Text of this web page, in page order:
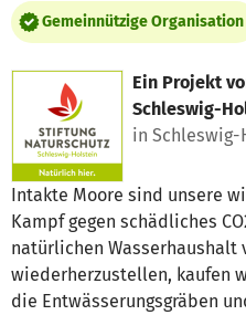
Gemeinnützige Organisation
Ein Projekt
Schleswig-
in Schleswig-
Intakte Moore sind unsere
Kampf gegen schädliches
natürlichen Wasserhaushalt
wiederherzustellen, kaufen
die Entwässerungsgräben